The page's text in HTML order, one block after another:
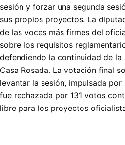
sesión y forzar una segunda
sus propios proyectos. La
de las voces más firmes del
sobre los requisitos
defendiendo la continuidad de
Casa Rosada. La votación final
levantar la sesión, impulsada
fue rechazada por 131 votos
libre para los proyectos